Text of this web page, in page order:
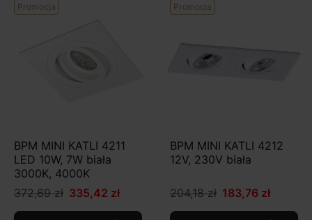
Promocja
BPM MINI KATLI 4211
LED 10W, 7W biała
3000K, 4000K
372,69 zł 335,42 zł
Promocja
BPM MINI KATLI 4212
12V, 230V biała
204,18 zł 183,76 zł